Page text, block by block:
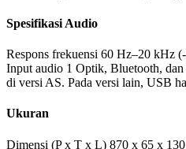
Spesifikasi Audio
Respons frekuensi 60 Hz–20 kHz
Input audio 1 Optik, Bluetooth,
di versi AS. Pada versi lain, USB
Ukuran
Dimensi (P x T x L) 870 x 65 x